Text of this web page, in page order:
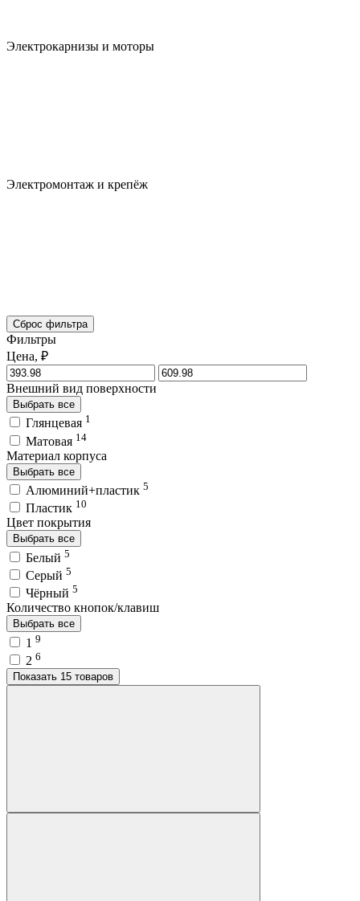
Электрокарнизы и моторы
Электромонтаж и крепёж
Сброс фильтра
Фильтры
Цена, ₽
Внешний вид поверхности
Выбрать все
Глянцевая 1
Матовая 14
Материал корпуса
Выбрать все
Алюминий+пластик 5
Пластик 10
Цвет покрытия
Выбрать все
Белый 5
Серый 5
Чёрный 5
Количество кнопок/клавиш
Выбрать все
1 9
2 6
Показать 15 товаров